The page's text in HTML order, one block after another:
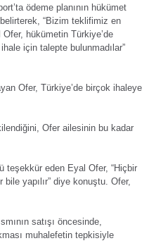
ödeme planının hükümet
“Bizim teklifimiz en
Ofer, hükümetin Türkiye’de
için talepte bulunmadılar”
Ofer, Türkiye’de birçok ihaleye
Ofer ailesinin bu kadar
teşekkür eden Eyal Ofer, “Hiçbir
yapılır” diye konuştu. Ofer,
satışı öncesinde,
muhalefetin tepkisiyle